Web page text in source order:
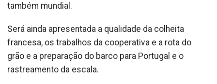
também mundial.
Será ainda apresentada a qualidade da colheita
francesa, os trabalhos da cooperativa e a rota do
grão e a preparação do barco para Portugal e o
rastreamento da escala.